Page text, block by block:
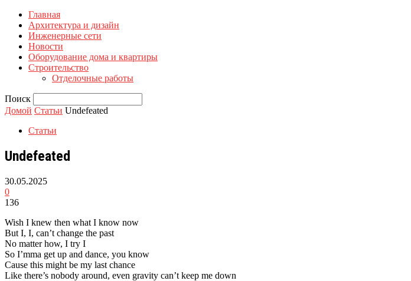
Главная
Архитектура и дизайн
Инженерные сети
Новости
Оборудование дома и квартиры
Строительство
Отделочные работы
Поиск
Домой Статьи Undefeated
Статьи
Undefeated
30.05.2025
0
136
Wish I knew then what I know now
But I, I, can’t change the past
No matter how, I try I
So I’mma get up and dance, you know
Cause this might be my last chance
Like there’s nobody around, even gravity can’t keep me down